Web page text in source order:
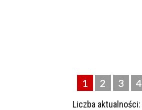
1 2 3 4
Liczba aktualności: